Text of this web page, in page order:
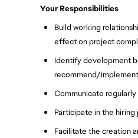
Your Responsibilities
Build working
effect on project
Identify development
recommend/
Communicate
Participate in the
Facilitate the creation